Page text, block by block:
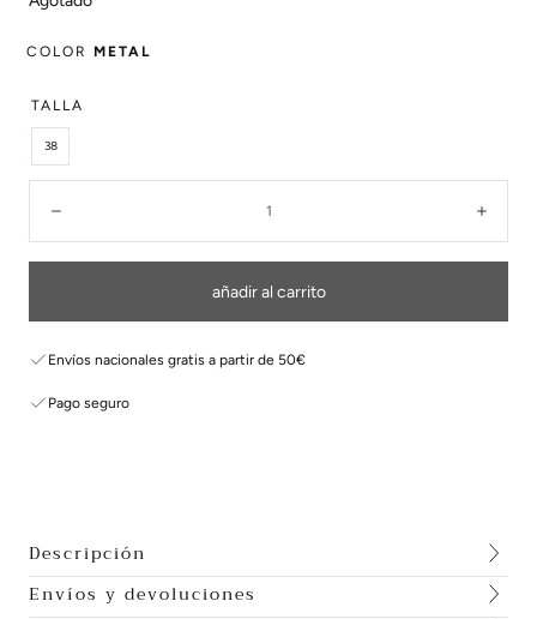
COLOR METAL
TALLA
38
añadir al carrito
Envíos nacionales gratis a partir de 50€
Pago seguro
Descripción
Envíos y devoluciones